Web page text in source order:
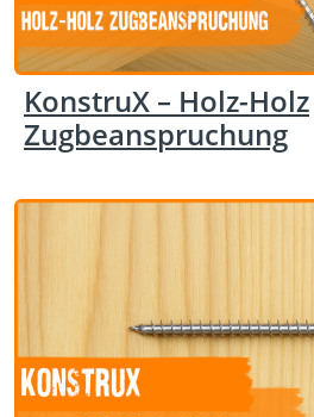
KonstruX – Holz-Holz
Zugbeanspruchung